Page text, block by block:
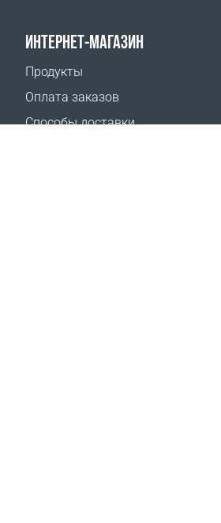
ИНТЕРНЕТ-МАГАЗИН
Продукты
Оплата заказов
Способы доставки